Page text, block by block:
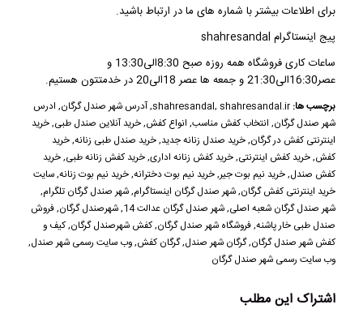
برای اطلاعات بیشتر با شماره های ما در ارتباط باشید.
پیج اینستاگرام shahresandal
ساعات کاری فروشگاه همه روزه صبح 8:30الی13:30 و
عصر16:30الی21:30 و جمعه ها عصر 18الی20 در خدمتتون هستیم.
برچسب ها: shahresandal,shahresandal.ir
,آدرس شهر صندل گرگان, ادرس
شهر صندل گرگان, انتخاب کفش مناسب, انواع کفش,خرید آنلاین صندل طبی,خرید
اینترنتی کفش در گرگان,خرید صندل زنانه جدید,خرید صندل طبی زنانه,خرید
کفش,خرید کفش اینترنتی,خرید کفش زنانه اداری,خرید کفش زنانه طبی,خرید
کفش صندل,خرید نیم بوت جیر,خرید نیم بوت دخترانه,خرید نیم بوت زنانه,سایت
خرید اینترنتی کفش گرگان,شهر صندل گرگان اینستاگرام,شهر صندل گرگان تلگرام,
شهر صندل گرگان شعبه اصلی,شهر صندل گرگان عدالت 14 ,شهرصندل گرگان,فروش
صندل طبی خار پاشنه,فروشگاه شهر صندل گرگان,کفش شهرصندل گرگان,کیف و
کفش شهر صندل گرگان,گرگان شهر صندل,گرگان کفش,وب سایت رسمی شهر صندل,
وب سایت رسمی شهر صندل گرگان
اشتراک این مطلب